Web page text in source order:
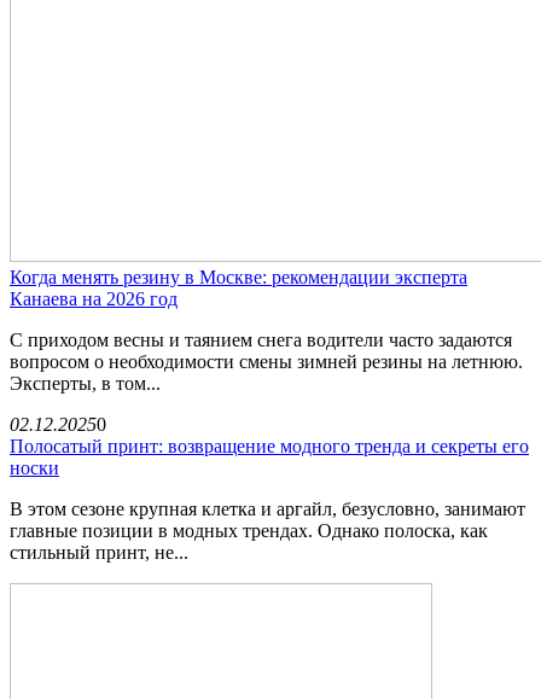
Когда менять резину в Москве: рекомендации эксперта
Канаева на 2026 год
С приходом весны и таянием снега водители часто задаются
вопросом о необходимости смены зимней резины на летнюю.
Эксперты, в том...
02.12.20250
Полосатый принт: возвращение модного тренда и секреты его
носки
В этом сезоне крупная клетка и аргайл, безусловно, занимают
главные позиции в модных трендах. Однако полоска, как
стильный принт, не...